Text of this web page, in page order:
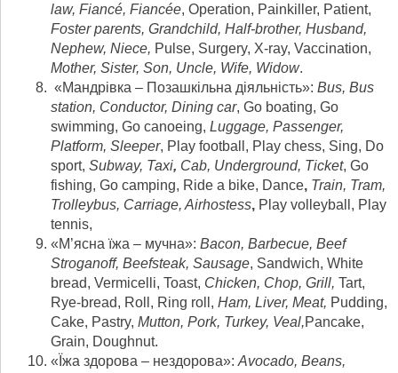
law, Fiancé, Fiancée, Operation, Painkiller, Patient,
Foster parents, Grandchild, Half-brother, Husband,
Nephew, Niece, Pulse, Surgery, X-ray, Vaccination,
Mother, Sister, Son, Uncle, Wife, Widow.
«Мандрівка – Позашкільна діяльність»: Bus, Bus
station, Conductor, Dining car, Go boating, Go
swimming, Go canoeing, Luggage, Passenger,
Platform, Sleeper, Play football, Play chess, Sing, Do
sport, Subway, Taxi, Cab, Underground, Ticket, Go
fishing, Go camping, Ride a bike, Dance, Train, Tram,
Trolleybus, Carriage, Airhostess, Play volleyball, Play
tennis,
«М’ясна їжа – мучна»: Bacon, Barbecue, Beef
Stroganoff, Beefsteak, Sausage, Sandwich, White
bread, Vermicelli, Toast, Chicken, Chop, Grill, Tart,
Rye-bread, Roll, Ring roll, Ham, Liver, Meat, Pudding,
Cake, Pastry, Mutton, Pork, Turkey, Veal,Pancake,
Grain, Doughnut.
«Їжа здорова – нездорова»: Avocado, Beans,